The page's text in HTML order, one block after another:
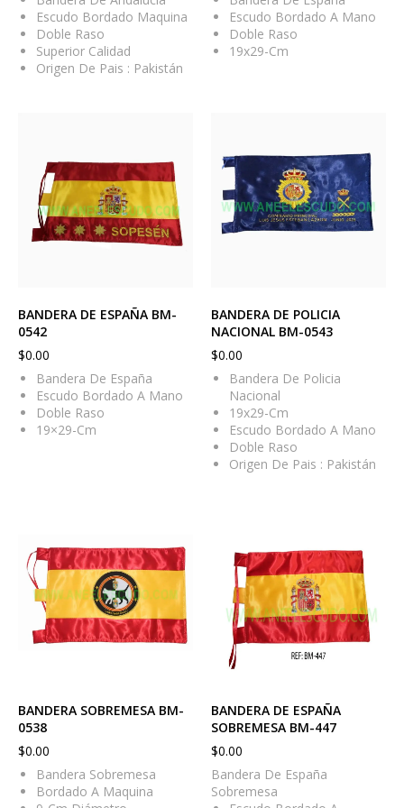
Escudo Bordado Maquina
Doble Raso
Superior Calidad
Origen De Pais : Pakistán
Escudo Bordado A Mano
Doble Raso
19x29-Cm
BANDERA DE ESPAÑA BM-
0542
$0.00
Bandera De España
Escudo Bordado A Mano
Doble Raso
19×29-Cm
BANDERA DE POLICIA
NACIONAL BM-0543
$0.00
Bandera De Policia
Nacional
19x29-Cm
Escudo Bordado A Mano
Doble Raso
Origen De Pais : Pakistán
BANDERA SOBREMESA BM-
0538
$0.00
Bandera Sobremesa
Bordado A Maquina
BANDERA DE ESPAÑA
SOBREMESA BM-447
$0.00
Bandera De España
Sobremesa